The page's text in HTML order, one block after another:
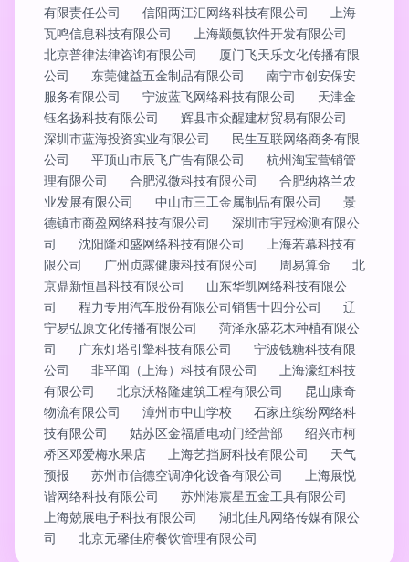
有限责任公司
信阳两江汇网络科技有限公司
上海
瓦鸣信息科技有限公司
上海颛氨软件开发有限公司
北京普律法律咨询有限公司
厦门飞天乐文化传播有限
公司
东莞健益五金制品有限公司
南宁市创安保安
服务有限公司
宁波蓝飞网络科技有限公司
天津金
钰名扬科技有限公司
辉县市众醒建材贸易有限公司
深圳市蓝海投资实业有限公司
民生互联网络商务有限
公司
平顶山市辰飞广告有限公司
杭州淘宝营销管
理有限公司
合肥泓微科技有限公司
合肥纳格兰农
业发展有限公司
中山市三工金属制品有限公司
景
德镇市商盈网络科技有限公司
深圳市宇冠检测有限公
司
沈阳隆和盛网络科技有限公司
上海若幕科技有
限公司
广州贞露健康科技有限公司 周易算命
北
京鼎新恒昌科技有限公司
山东华凯网络科技有限公
司
程力专用汽车股份有限公司销售十四分公司
辽
宁易弘原文化传播有限公司
菏泽永盛花木种植有限公
司
广东灯塔引擎科技有限公司
宁波钱糖科技有限
公司
非平闻（上海）科技有限公司
上海濠红科技
有限公司
北京沃格隆建筑工程有限公司
昆山康奇
物流有限公司
漳州市中山学校
石家庄缤纷网络科
技有限公司
姑苏区金福盾电动门经营部
绍兴市柯
桥区邓爱梅水果店
上海艺挡厨科技有限公司
天气
预报
苏州市信德空调净化设备有限公司
上海展悦
谐网络科技有限公司
苏州港宸星五金工具有限公司
上海兢展电子科技有限公司
湖北佳凡网络传媒有限公
司
北京元馨佳府餐饮管理有限公司